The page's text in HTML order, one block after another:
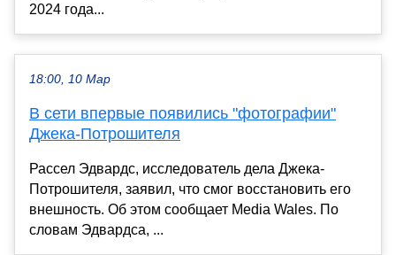
2024 года...
18:00, 10 Мар
В сети впервые появились "фотографии"
Джека-Потрошителя
Рассел Эдвардс, исследователь дела Джека-
Потрошителя, заявил, что смог восстановить его
внешность. Об этом сообщает Media Wales. По
словам Эдвардса, ...